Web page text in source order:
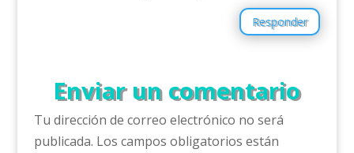
Responder
Enviar un comentario
Tu dirección de correo electrónico no será
publicada. Los campos obligatorios están